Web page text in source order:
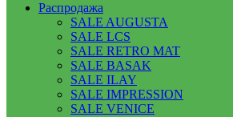
Распродажа
SALE AUGUSTA
SALE LCS
SALE RETRO MAT
SALE BASAK
SALE ILAY
SALE IMPRESSION
SALE VENICE